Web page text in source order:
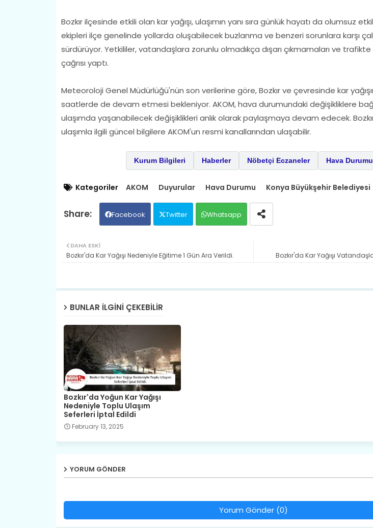
Bozkır ilçesinde etkili olan kar yağışı, ulaşımın yanı sıra günlük hayatı da olumsuz
ekipleri ilçe genelinde yollarda oluşabilecek buzlanma ve benzeri sorunlara karşı
sürdürüyor. Yetkililer, vatandaşlara zorunlu olmadıkça dışarı çıkmamaları ve
çağrısı yaptı.
Meteoroloji Genel Müdürlüğü'nün son verilerine göre, Bozkır ve çevresinde kar
saatlerde de devam etmesi bekleniyor. AKOM, hava durumundaki değişikliklere
ulaşımda yaşanabilecek değişiklikleri anlık olarak paylaşmaya devam edecek.
ulaşımla ilgili güncel bilgilere AKOM'un resmi kanallarından ulaşabilir.
Kurum Bilgileri Haberler Nöbetçi Eczaneler Hava Durumu
Kategoriler AKOM Duyurular Hava Durumu Konya Büyükşehir Belediyesi
Facebook Twitter Whatsapp
Bozkır'da Kar Yağışı
DAHA ESKI
Bozkır'da Kar Yağışı Nedeniyle Eğitime 1 Gün Ara Verildi.
BUNLAR ILGINI ÇEKEBILIR
Bozkır'da Yoğun Kar Yağışı
Nedeniyle Toplu Ulaşım
Seferleri İptal Edildi
February 13, 2025
YORUM GÖNDER
Yorum Gönder (0)